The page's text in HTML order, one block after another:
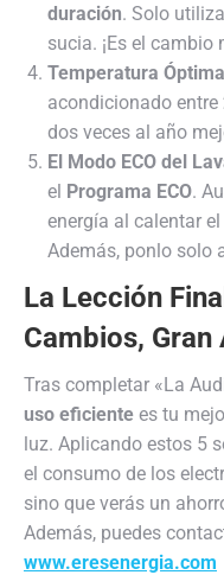
duración. Solo
sucia. ¡Es el
Temperatura
acondicionado entre
dos veces al año
El Modo ECO del
el Programa ECO.
energía al calentar
Además, ponlo solo
La Lección
Cambios, Gran
Tras completar «La
uso eficiente es tu
luz. Aplicando estos 5
el consumo de los
sino que verás un
Además, puedes
www.eresenergia.com